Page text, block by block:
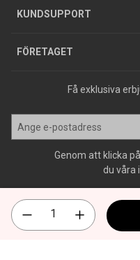
KUNDSUPPORT
Varumärken
FÖRETAGET
Jobba hos oss
Press
Få exklusiva
Genom att klicka
du våra